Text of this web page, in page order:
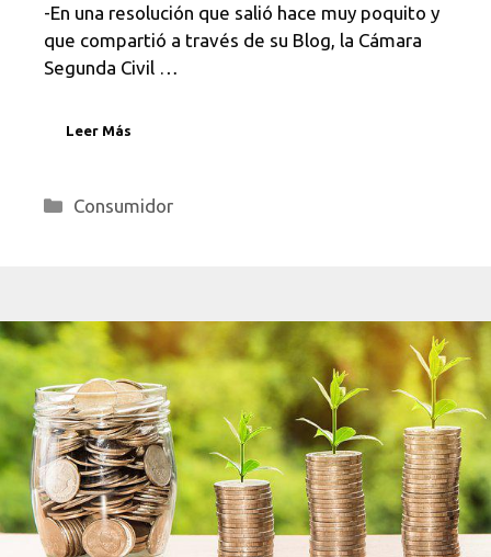
-En una resolución que salió hace muy poquito y
que compartió a través de su Blog, la Cámara
Segunda Civil …
Leer Más
Categorías
Consumidor